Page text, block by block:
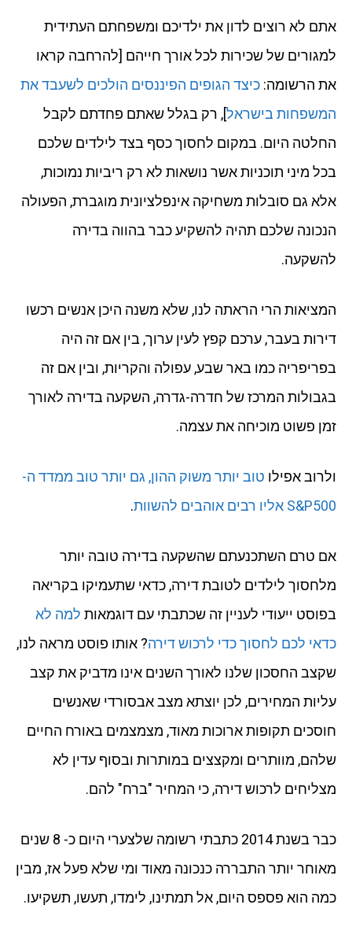
אתם לא רוצים לדון את ילדיכם ומשפחתם העתידית
למגורים של שכירות לכל אורך חייהם [להרחבה קראו
את הרשומה: כיצד הגופים הפיננסים הולכים לשעבד את
המשפחות בישראל], רק בגלל שאתם פחדתם לקבל
החלטה היום. במקום לחסוך כסף בצד לילדים שלכם
בכל מיני תוכניות אשר נושאות לא רק ריביות נמוכות,
אלא גם סובלות משחיקה אינפלציונית מוגברת, הפעולה
הנכונה שלכם תהיה להשקיע כבר בהווה בדירה
להשקעה.
המציאות הרי הראתה לנו, שלא משנה היכן אנשים רכשו
דירות בעבר, ערכם קפץ לעין ערוך, בין אם זה היה
בפריפריה כמו באר שבע, עפולה והקריות, ובין אם זה
בגבולות המרכז של חדרה-גדרה, השקעה בדירה לאורך
זמן פשוט מוכיחה את עצמה.
ולרוב אפילו טוב יותר משוק ההון, גם יותר טוב ממדד ה-
S&P500 אליו רבים אוהבים להשוות
.
אם טרם השתכנעתם שהשקעה בדירה טובה יותר
מלחסוך לילדים לטובת דירה, כדאי שתעמיקו בקריאה
בפוסט ייעודי לעניין זה שכתבתי עם דוגמאות למה לא
כדאי לכם לחסוך כדי לרכוש דירה? אותו פוסט מראה לנו,
שקצב החסכון שלנו לאורך השנים אינו מדביק את קצב
עליות המחירים, לכן יוצתא מצב אבסורדי שאנשים
חוסכים תקופות ארוכות מאוד, מצמצמים באורח החיים
שלהם, מוותרים ומקצצים במותרות ובסוף עדין לא
מצליחים לרכוש דירה, כי המחיר "ברח" להם.
כבר בשנת 2014 כתבתי רשומה שלצערי היום כ- 8 שנים
מאוחר יותר התבררה כנכונה מאוד ומי שלא פעל אז, מבין
כמה הוא פספס היום, אל תמתינו, לימדו, תעשו, תשקיעו.